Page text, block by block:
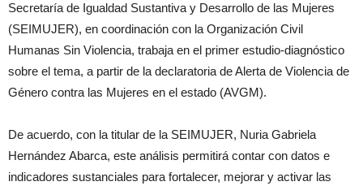
Secretaría de Igualdad Sustantiva y Desarrollo de las Mujeres
(SEIMUJER), en coordinación con la Organización Civil
Humanas Sin Violencia, trabaja en el primer estudio-diagnóstico
sobre el tema, a partir de la declaratoria de Alerta de Violencia de
Género contra las Mujeres en el estado (AVGM).
De acuerdo, con la titular de la SEIMUJER, Nuria Gabriela
Hernández Abarca, este análisis permitirá contar con datos e
indicadores sustanciales para fortalecer, mejorar y activar las